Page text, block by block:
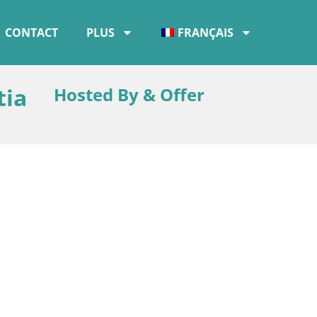
CONTACT PLUS FRANÇAIS
Hosted By & Offer